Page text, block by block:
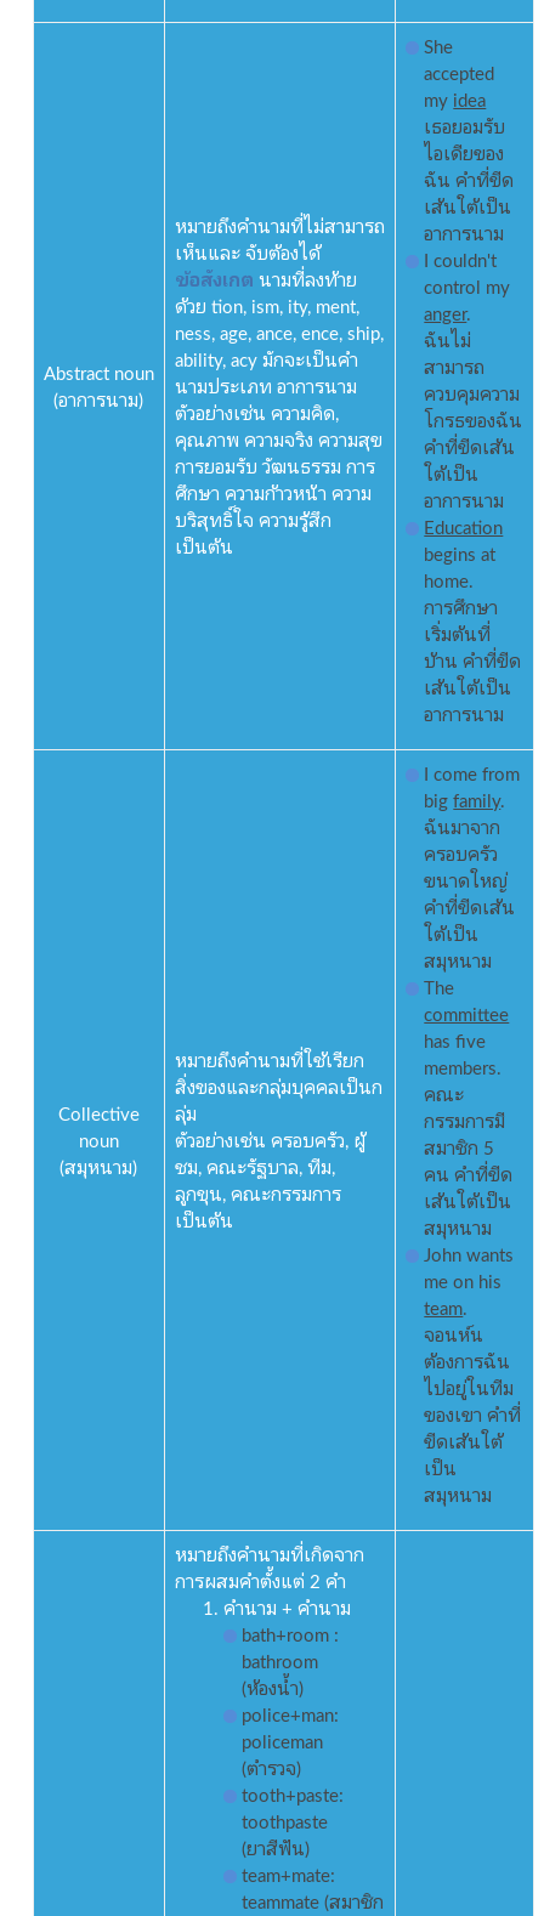
Abstract noun
(อาการนาม)
หมายถึงคำนามที่ไม่สามารถ
เห็นและ จับต้องได้
ข้อสังเกต นามที่ลงท้าย
ด้วย tion, ism, ity, ment,
ness, age, ance, ence, ship,
ability, acy มักจะเป็นคำ
นามประเภท อาการนาม
ตัวอย่างเช่น ความคิด,
คุณภาพ ความจริง ความสุข
การยอมรับ วัฒนธรรม การ
ศึกษา ความก้าวหน้า ความ
บริสุทธิ์ใจ ความรู้สึก
เป็นต้น
She
accepted
my idea
เธอยอมรับ
ไอเดียของ
ฉัน คำที่ขีด
เส้นใต้เป็น
อาการนาม
I couldn't
control my
anger.
ฉันไม่
สามารถ
ควบคุมความ
โกรธของฉัน
คำที่ขีดเส้น
ใต้เป็น
อาการนาม
Education
begins at
home.
การศึกษา
เริ่มต้นที่
บ้าน คำที่ขีด
เส้นใต้เป็น
อาการนาม
Collective
noun
(สมุหนาม)
หมายถึงคำนามที่ใช้เรียก
สิ่งของและกลุ่มบุคคลเป็นก
ลุ่ม
ตัวอย่างเช่น ครอบครัว, ผู้
ชม, คณะรัฐบาล, ทีม,
ลูกขุน, คณะกรรมการ
เป็นต้น
I come from
bigfamily.
ฉันมาจาก
ครอบครัว
ขนาดใหญ่
คำที่ขีดเส้น
ใต้เป็น
สมุหนาม
The
committee
has five
members.
คณะ
กรรมการมี
สมาชิก 5
คน คำที่ขีด
เส้นใต้เป็น
สมุหนาม
John wants
me on his
team.
จอนห์น
ต้องการฉัน
ไปอยู่ในทีม
ของเขา คำที่
ขีดเส้นใต้
เป็น
สมุหนาม
หมายถึงคำนามที่เกิดจาก
การผสมคำตั้งแต่ 2 คำ
คำนาม + คำนาม
bath+room :
bathroom
(ห้องน้ำ)
police+man:
policeman
(ตำรวจ)
tooth+paste:
toothpaste
(ยาสีฟัน)
team+mate:
teammate (สมาชิก